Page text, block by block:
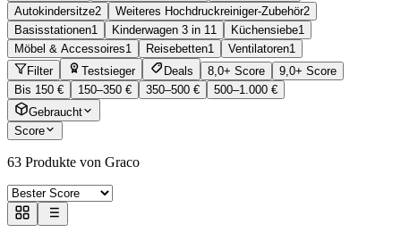
Autokindersitze2 Weiteres Hochdruckreiniger-Zubehör2
Basisstationen1 Kinderwagen 3 in 1 1 Küchensiebe1
Möbel & Accessoires1 Reisebetten1 Ventilatoren1
Filter
Testsieger Deals 8,0+ Score
9,0+ Score
Bis 150 €
150–350 € 350–500 €
500–1.000 €
Gebraucht
Score
63 Produkte von Graco